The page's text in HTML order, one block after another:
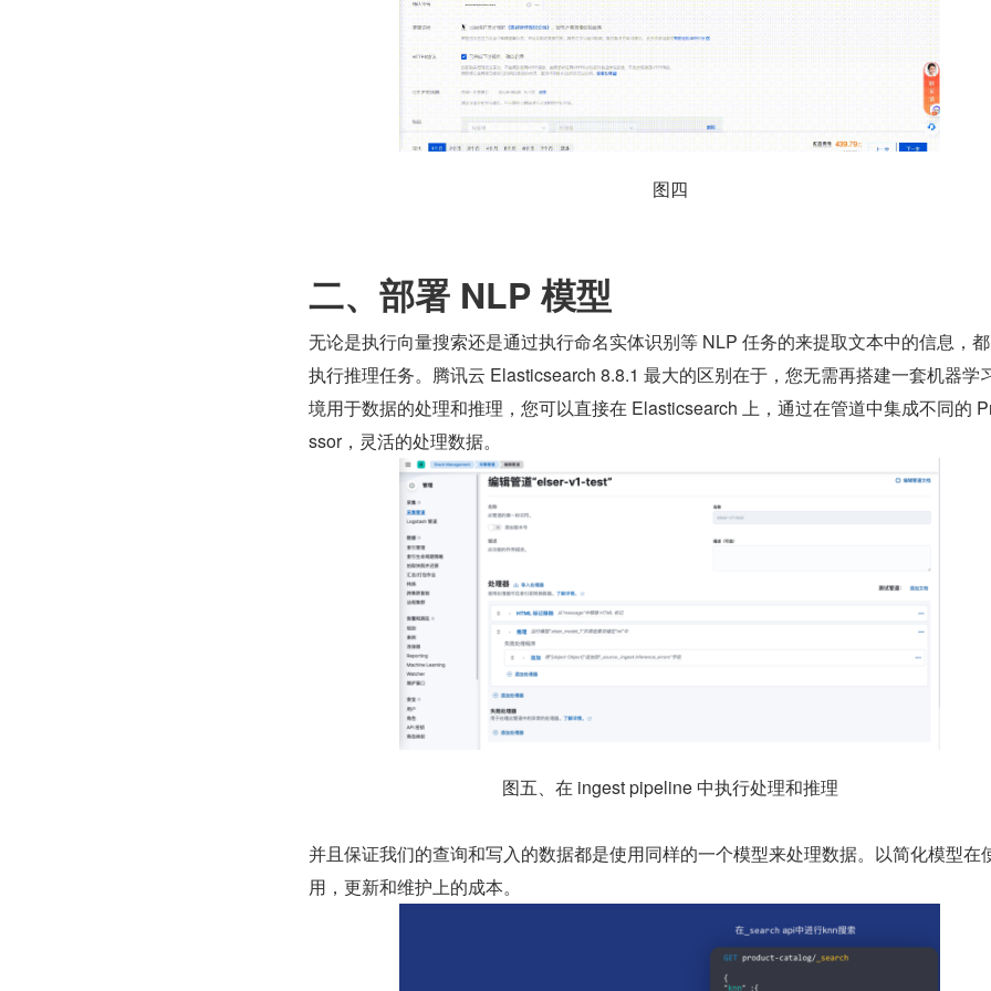
图四
二、部署 NLP 模型
无论是执行向量搜索还是通过执行命名实体识别等 NLP 任务的来提取文本中的信息，
执行推理任务。腾讯云 Elasticsearch 8.8.1 最大的区别在于，您无需再搭建一套机器学
境用于数据的处理和推理，您可以直接在 Elasticsearch 上，通过在管道中集成不同的
ssor，灵活的处理数据。
图五、在 ingest pipeline 中执行处理和推理
并且保证我们的查询和写入的数据都是使用同样的一个模型来处理数据。以简化模型在
用，更新和维护上的成本。